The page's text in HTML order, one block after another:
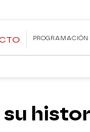
PROGRAMACIÓN